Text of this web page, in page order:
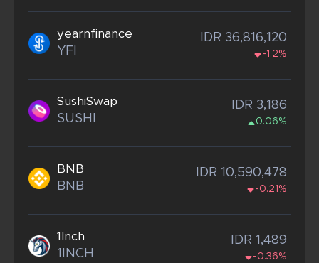
yearnfinance
YFI
IDR 36,816,120
-1.2%
SushiSwap
SUSHI
IDR 3,186
0.06%
BNB
BNB
IDR 10,590,478
-0.21%
1Inch
1INCH
IDR 1,489
-0.36%